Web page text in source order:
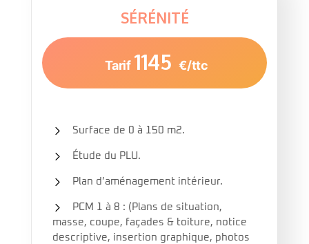
SÉRÉNITÉ
Tarif 1145 €/ttc
Surface de 0 à 150 m2.
Étude du PLU.
Plan d’aménagement intérieur.
PCM 1 à 8 : (Plans de situation,
masse, coupe, façades & toiture, notice
descriptive, insertion graphique, photos